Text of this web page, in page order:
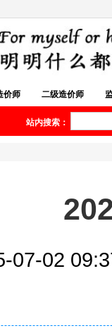
价师 二级造价师
站内搜索：
07-02